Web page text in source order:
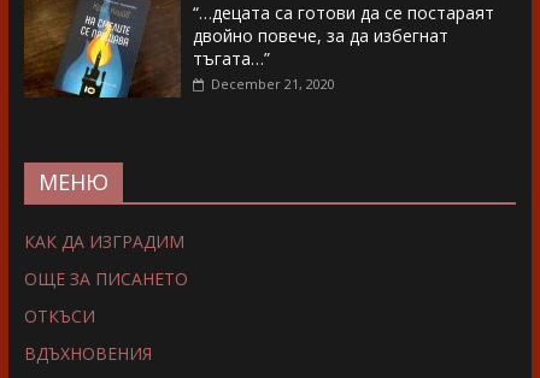
“…децата са готови да се постараят
двойно повече, за да избегнат
тъгата…”
December 21, 2020
МЕНЮ
КАК ДА ИЗГРАДИМ
ОЩЕ ЗА ПИСАНЕТО
ОТКЪСИ
ВДЪХНОВЕНИЯ